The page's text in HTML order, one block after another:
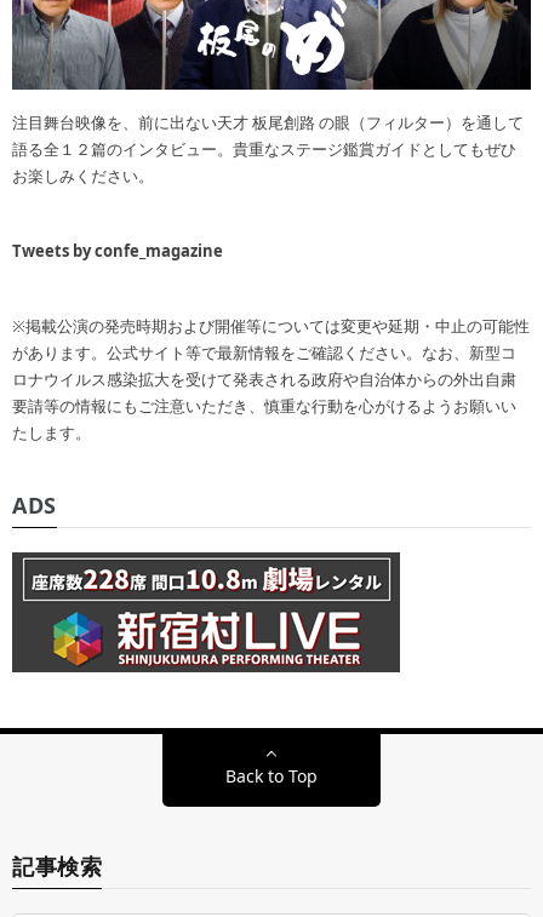
注目舞台映像を、前に出ない天才 板尾創路 の眼（フィルター）を通して
語る全１２篇のインタビュー。貴重なステージ鑑賞ガイドとしてもぜひ
お楽しみください。
Tweets by confe_magazine
※掲載公演の発売時期および開催等については変更や延期・中止の可能性
があります。公式サイト等で最新情報をご確認ください。なお、新型コ
ロナウイルス感染拡大を受けて発表される政府や自治体からの外出自粛
要請等の情報にもご注意いただき、慎重な行動を心がけるようお願いい
たします。
ADS
Back to Top
記事検索